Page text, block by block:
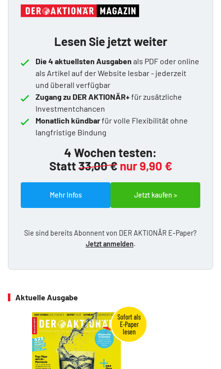
Lesen Sie jetzt weiter
Die 4 aktuellsten Ausgaben als PDF oder online
als Artikel auf der Website lesbar - jederzeit
und überall verfügbar
Zugang zu DER AKTIONÄR+für zusätzliche
Investmentchancen
Monatlich kündbarfür volle Flexibilität ohne
langfristige Bindung
4 Wochen testen:
Statt33,00 € nur 9,90 €
Mehr Infos Jetzt kaufen >
Sie sind bereits Abonnent von DER AKTIONÄR E-Paper?
Jetzt anmelden.
Aktuelle Ausgabe